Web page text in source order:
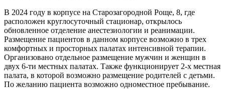
В 2024 году в корпусе на Старозагородной Роще, 8, где
расположен круглосуточный стационар, открылось
обновленное отделение анестезиологии и реанимации.
Размещение пациентов в данном корпусе возможно в трех
комфортных и просторных палатах интенсивной терапии.
Организовано отдельное размещение мужчин и женщин в
двух 6-ти местных палатах. Также функционирует 2-х местная
палата, в которой возможно размещение родителей с детьми.
По желанию пациента возможно одноместное пребывание.